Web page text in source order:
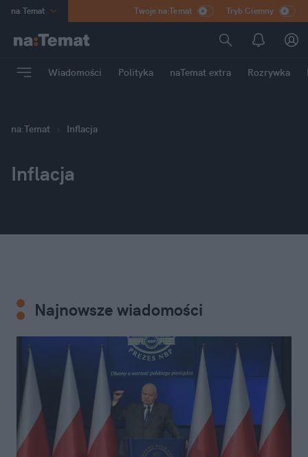
na:Temat
Poland
mama
Rozrywka
Twoje na:Temat Tryb Ciemny
Wiadomości Polityka naTemat extra Rozrywka
na:Temat Inflacja
Inflacja
Najnowsze wiadomości